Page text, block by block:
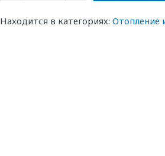
Находится в категориях: Отопление